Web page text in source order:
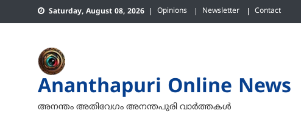
to
Saturday, August 08, 2026 Opinions Newsletter Contact
Ananthapuri Online News
അനന്തം അതിവേഗം അനന്തപുരി വാര്‍ത്തകള്‍